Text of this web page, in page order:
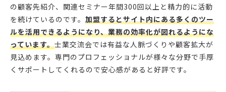
の顧客先紹介、関連セミナー年間300回以上と精力的に活動
を続けているのです。 加盟するとサイト内にある多くのツー
ルを活用できるようになり、業務の効率化が図れるようにな
っています。士業交流会では有益な人脈づくりや顧客拡大が
見込めます。専門のプロフェッショナルが様々な分野で手厚
くサポートしてくれるので安心感があると好評です。